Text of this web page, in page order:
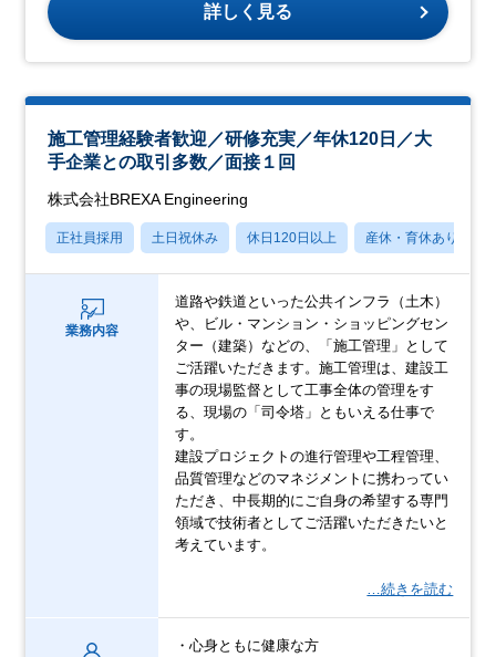
詳しく見る
施工管理経験者歓迎／研修充実／年休120日／大
手企業との取引多数／面接１回
株式会社BREXA Engineering
正社員採用 土日祝休み 休日120日以上 産休・育休あり
業務内容
道路や鉄道といった公共インフラ（土木）
や、ビル・マンション・ショッピングセン
ター（建築）などの、「施工管理」として
ご活躍いただきます。施工管理は、建設工
事の現場監督として工事全体の管理をす
る、現場の「司令塔」ともいえる仕事で
す。
建設プロジェクトの進行管理や工程管理、
品質管理などのマネジメントに携わってい
ただき、中長期的にご自身の希望する専門
領域で技術者としてご活躍いただきたいと
考えています。
…続きを読む
・心身ともに健康な方